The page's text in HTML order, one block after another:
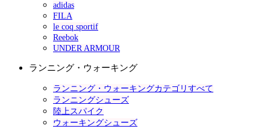
adidas
FILA
le coq sportif
Reebok
UNDER ARMOUR
ランニング・ウォーキング
ランニング・ウォーキングカテゴリすべて
ランニングシューズ
陸上スパイク
ウォーキングシューズ